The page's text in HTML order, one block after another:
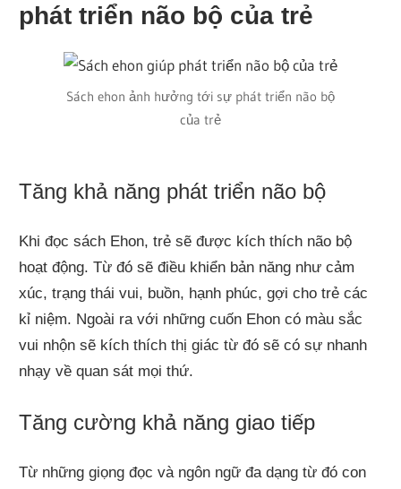
phát triển não bộ của trẻ
Sách ehon ảnh hưởng tới sự phát triển não bộ
của trẻ
Tăng khả năng phát triển não bộ
Khi đọc sách Ehon, trẻ sẽ được kích thích não bộ
hoạt động. Từ đó sẽ điều khiển bản năng như cảm
xúc, trạng thái vui, buồn, hạnh phúc, gợi cho trẻ các
kỉ niệm. Ngoài ra với những cuốn Ehon có màu sắc
vui nhộn sẽ kích thích thị giác từ đó sẽ có sự nhanh
nhạy về quan sát mọi thứ.
Tăng cường khả năng giao tiếp
Từ những giọng đọc và ngôn ngữ đa dạng từ đó con